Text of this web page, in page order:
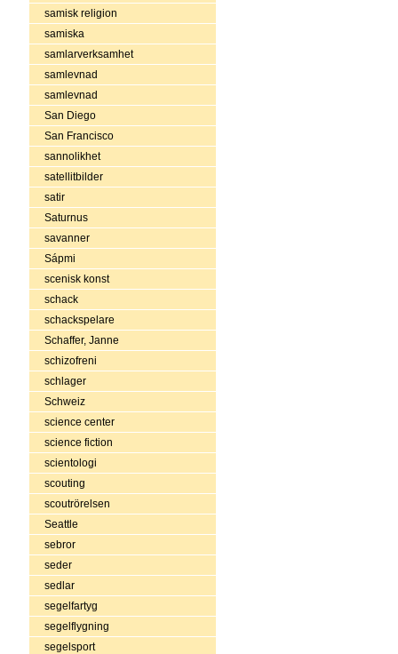
samisk religion
samiska
samlarverksamhet
samlevnad
samlevnad
San Diego
San Francisco
sannolikhet
satellitbilder
satir
Saturnus
savanner
Sápmi
scenisk konst
schack
schackspelare
Schaffer, Janne
schizofreni
schlager
Schweiz
science center
science fiction
scientologi
scouting
scoutrörelsen
Seattle
sebror
seder
sedlar
segelfartyg
segelflygning
segelsport